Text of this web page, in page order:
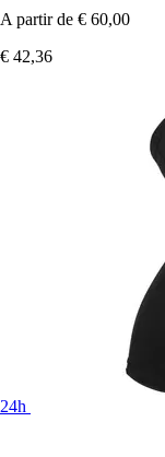
A partir de € 60,00
€ 42,36
24h